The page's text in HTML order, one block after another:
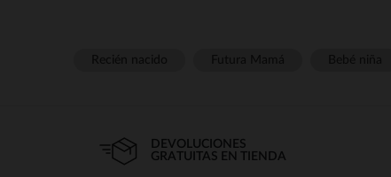
DEVOLUCIONES
GRATUITAS EN TIENDA